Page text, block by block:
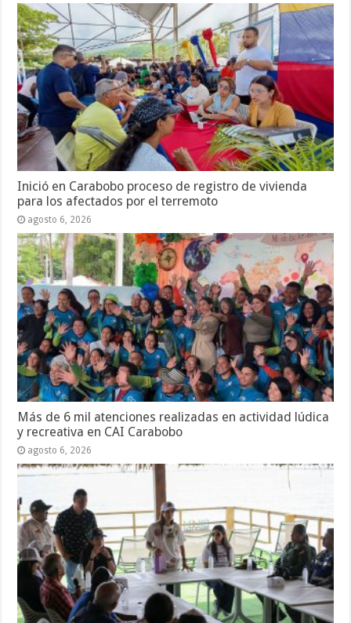
Inició en Carabobo proceso de registro de vivienda
para los afectados por el terremoto
agosto 6, 2026
Más de 6 mil atenciones realizadas en actividad lúdica
y recreativa en CAI Carabobo
agosto 6, 2026